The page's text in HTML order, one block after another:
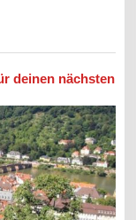
deinen nächsten